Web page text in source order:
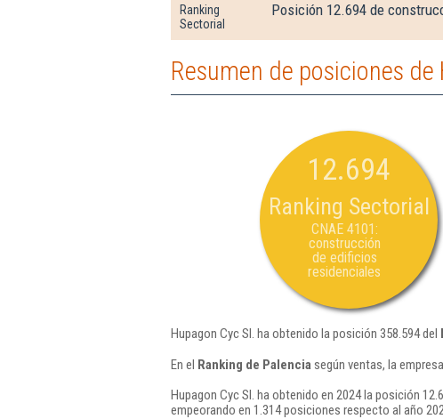
Ranking
Sectorial
Posición 12.694 de
Resumen de posiciones de
12.694
Ranking Sectorial
CNAE 4101:
construcción
de edificios
residenciales
Hupagon Cyc Sl. ha obtenido la posición 358.594 del
En el Ranking de Palencia según ventas, la
Hupagon Cyc Sl. ha obtenido en 2024 la posición
empeorando en 1.314 posiciones respecto al año